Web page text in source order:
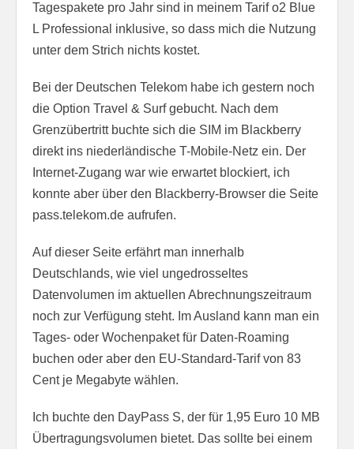
Tagespakete pro Jahr sind in meinem Tarif o2 Blue
L Professional inklusive, so dass mich die Nutzung
unter dem Strich nichts kostet.
Bei der Deutschen Telekom habe ich gestern noch
die Option Travel & Surf gebucht. Nach dem
Grenzübertritt buchte sich die SIM im Blackberry
direkt ins niederländische T-Mobile-Netz ein. Der
Internet-Zugang war wie erwartet blockiert, ich
konnte aber über den Blackberry-Browser die Seite
pass.telekom.de aufrufen.
Auf dieser Seite erfährt man innerhalb
Deutschlands, wie viel ungedrosseltes
Datenvolumen im aktuellen Abrechnungszeitraum
noch zur Verfügung steht. Im Ausland kann man ein
Tages- oder Wochenpaket für Daten-Roaming
buchen oder aber den EU-Standard-Tarif von 83
Cent je Megabyte wählen.
Ich buchte den DayPass S, der für 1,95 Euro 10 MB
Übertragungsvolumen bietet. Das sollte bei einem